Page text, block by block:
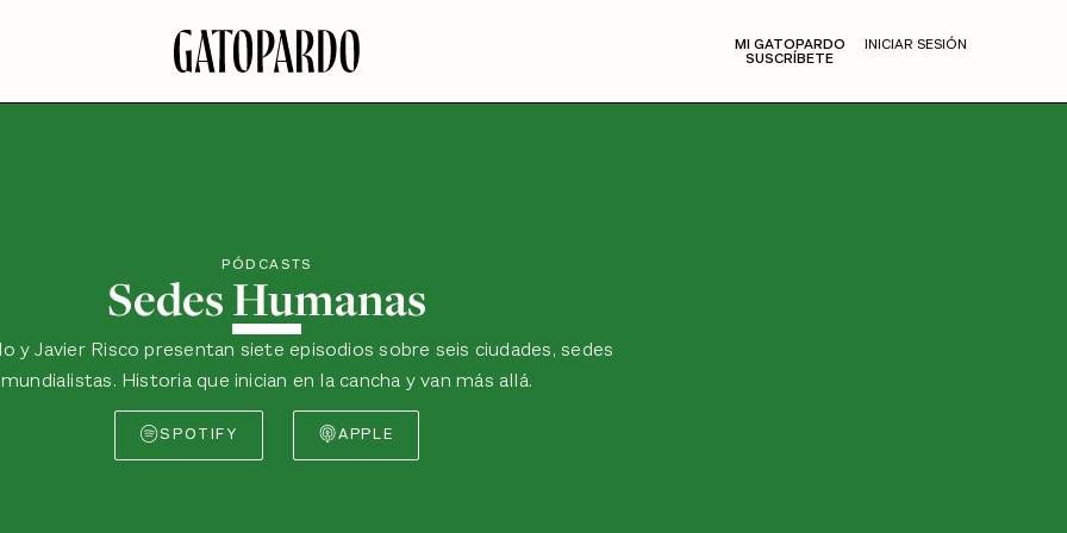
MI GATOPARDO
SUSCRÍBETE
INICIAR SESIÓN
PÓDCASTS
Sedes Humanas
y Javier Risco presentan siete episodios sobre seis ciudades, sedes
mundialistas. Historia que inician en la cancha y van más allá.
SPOTIFY APPLE